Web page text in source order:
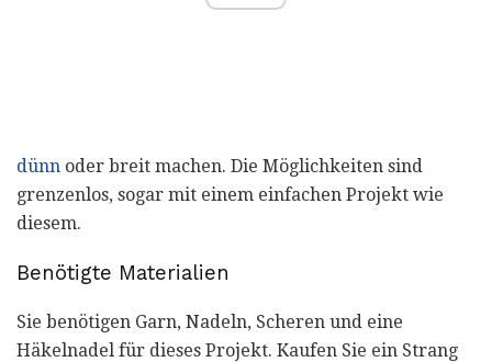
dünn oder breit machen. Die Möglichkeiten sind
grenzenlos, sogar mit einem einfachen Projekt wie
diesem.
Benötigte Materialien
Sie benötigen Garn, Nadeln, Scheren und eine
Häkelnadel für dieses Projekt. Kaufen Sie ein Strang